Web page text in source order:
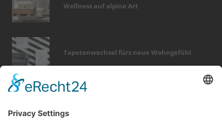
Wellness auf alpine Art
Tapetenwechsel fürs neue Wohngefühl